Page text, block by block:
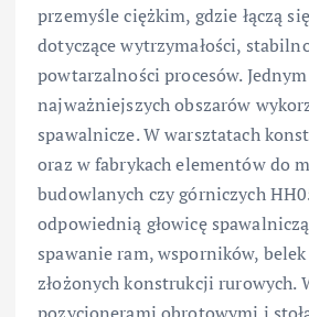
przemyśle ciężkim, gdzie łączą
dotyczące wytrzymałości,
powtarzalności procesów.
najważniejszych obszarów
spawalnicze. W warsztatach
oraz w fabrykach elementów do
budowlanych czy górniczych
odpowiednią głowicę
spawanie ram, wsporników,
złożonych konstrukcji rurowych.